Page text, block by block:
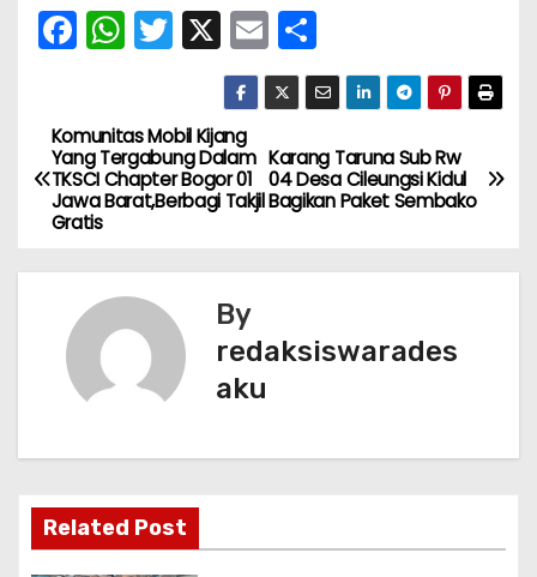
F
a
e
b
o
o
k
W
h
ts
A
p
p
T
w
er
X E
m
ai
l
S
h
ar
e
N
a
s
i
p
Karang Taruna Sub Rw
04 Desa Cileungsi Kidul
Bagikan Paket Sembako
Komunitas Mobil Kijang
Yang Tergabung Dalam
TKSCI Chapter Bogor 01
Jawa Barat,Berbagi Takjil
Gratis
By
redaksiswarades
aku
Related Post